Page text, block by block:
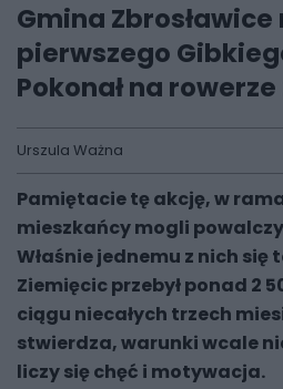
Gmina Zbrosławice
pierwszego
Pokonał na rowerze
Urszula Ważna
Pamiętacie tę akcję, w
mieszkańcy mogli
Właśnie jednemu z nich się
Ziemięcic przebył ponad 2
ciągu niecałych trzech
stwierdza, warunki wcale
liczy się chęć i motywacja.